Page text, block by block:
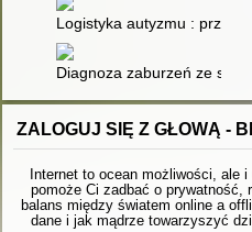
Logistyka autyzmu :
Diagnoza zaburzeń ze
ZALOGUJ SIĘ Z GŁOWĄ -
Internet to ocean możliwości, ale
pomoże Ci zadbać o prywatność,
balans między światem online a
dane i jak mądrze towarzyszyć